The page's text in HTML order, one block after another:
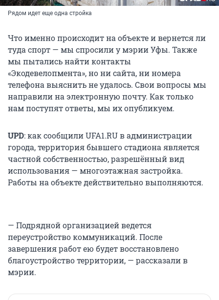
Рядом идет еще одна стройка
Что именно происходит на объекте и вернется ли
туда спорт — мы спросили у мэрии Уфы. Также
мы пытались найти контакты
«Экодевелопмента», но ни сайта, ни номера
телефона выяснить не удалось. Свои вопросы мы
направили на электронную почту. Как только
нам поступят ответы, мы их опубликуем.
UPD: как сообщили UFA1.RU в администрации
города, территория бывшего стадиона является
частной собственностью, разрешённый вид
использования — многоэтажная застройка.
Работы на объекте действительно выполняются.
— Подрядной организацией ведется
переустройство коммуникаций. После
завершения работ ею будет восстановлено
благоустройство территории, — рассказали в
мэрии.